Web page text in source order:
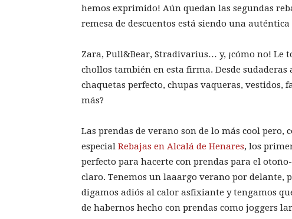
hemos exprimido! Aún quedan las segundas
remesa de descuentos está siendo una
Zara, Pull&Bear, Stradivarius… y, ¡cómo no! Le
chollos también en esta firma. Desde
chaquetas perfecto, chupas vaqueras, vestidos,
más?
Las prendas de verano son de lo más cool pero,
especial Rebajas en Alcalá de Henares, los
perfecto para hacerte con prendas para el
claro. Tenemos un laaargo verano por delante,
digamos adiós al calor asfixiante y tengamos
de habernos hecho con prendas como joggers